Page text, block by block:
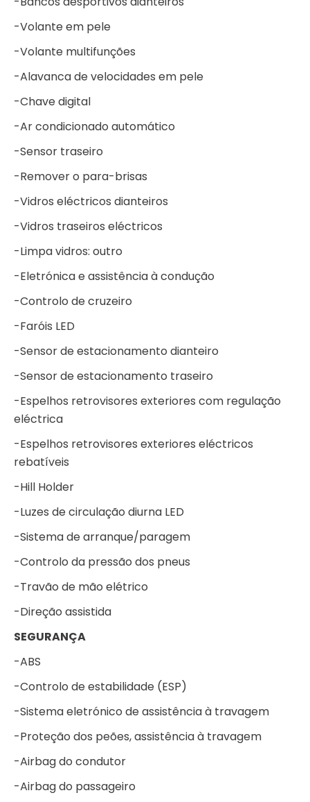
-Volante em pele
-Volante multifunções
-Alavanca de velocidades em pele
-Chave digital
-Ar condicionado automático
-Sensor traseiro
-Remover o para-brisas
-Vidros eléctricos dianteiros
-Vidros traseiros eléctricos
-Limpa vidros: outro
-Eletrónica e assistência à condução
-Controlo de cruzeiro
-Faróis LED
-Sensor de estacionamento dianteiro
-Sensor de estacionamento traseiro
-Espelhos retrovisores exteriores com regulação
eléctrica
-Espelhos retrovisores exteriores eléctricos
rebatíveis
-Hill Holder
-Luzes de circulação diurna LED
-Sistema de arranque/paragem
-Controlo da pressão dos pneus
-Travão de mão elétrico
-Direção assistida
SEGURANÇA
-ABS
-Controlo de estabilidade (ESP)
-Sistema eletrónico de assistência à travagem
-Proteção dos peões, assistência à travagem
-Airbag do condutor
-Airbag do passageiro